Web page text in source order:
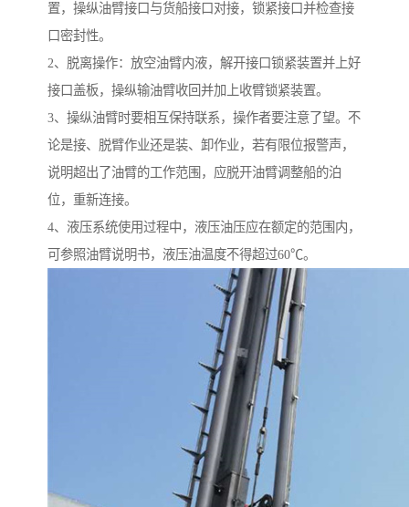
置，操纵油臂接口与货船接口对接，锁紧接口并检查接
口密封性。
2、脱离操作：放空油臂内液，解开接口锁紧装置并上好
接口盖板，操纵输油臂收回并加上收臂锁紧装置。
3、操纵油臂时要相互保持联系，操作者要注意了望。不
论是接、脱臂作业还是装、卸作业，若有限位报警声，
说明超出了油臂的工作范围，应脱开油臂调整船的泊
位，重新连接。
4、液压系统使用过程中，液压油压应在额定的范围内，
可参照油臂说明书，液压油温度不得超过60℃。